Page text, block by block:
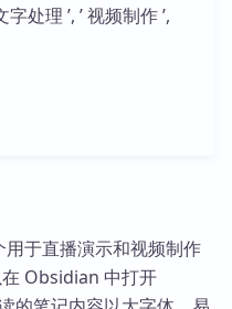
处理 ’, ’ 视频制作 ’,
于直播演示和视频制作
Obsidian 中打开